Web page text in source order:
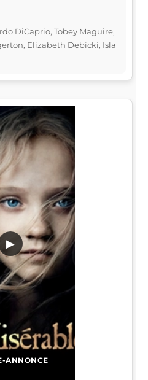
DiCaprio, Tobey Maguire,
Elizabeth Debicki, Isla
ANNONCE
▶